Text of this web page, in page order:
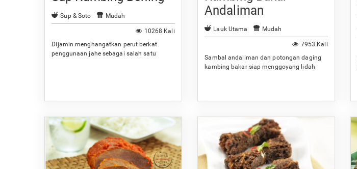
Sup & Soto Mudah
10268 Kali
Dijamin menghangatkan perut berkat
penggunaan jahe sebagai salah satu
Andaliman
Lauk Utama Mudah
7953 Kali
Sambal andaliman dan potongan daging
kambing bakar siap menggoyang lidah